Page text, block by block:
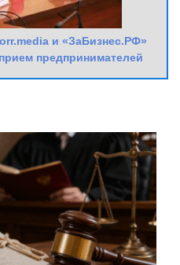
и «ЗаБизнес.РФ»
предпринимателей